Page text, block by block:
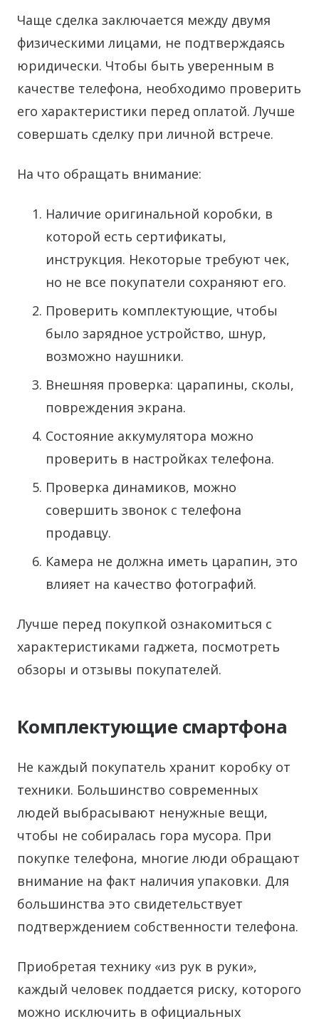
Чаще сделка заключается между двумя
физическими лицами, не подтверждаясь
юридически. Чтобы быть уверенным в
качестве телефона, необходимо проверить
его характеристики перед оплатой. Лучше
совершать сделку при личной встрече.
На что обращать внимание:
Наличие оригинальной коробки, в
которой есть сертификаты,
инструкция. Некоторые требуют чек,
но не все покупатели сохраняют его.
Проверить комплектующие, чтобы
было зарядное устройство, шнур,
возможно наушники.
Внешняя проверка: царапины, сколы,
повреждения экрана.
Состояние аккумулятора можно
проверить в настройках телефона.
Проверка динамиков, можно
совершить звонок с телефона
продавцу.
Камера не должна иметь царапин, это
влияет на качество фотографий.
Лучше перед покупкой ознакомиться с
характеристиками гаджета, посмотреть
обзоры и отзывы покупателей.
Комплектующие смартфона
Не каждый покупатель хранит коробку от
техники. Большинство современных
людей выбрасывают ненужные вещи,
чтобы не собиралась гора мусора. При
покупке телефона, многие люди обращают
внимание на факт наличия упаковки. Для
большинства это свидетельствует
подтверждением собственности телефона.
Приобретая технику «из рук в руки»,
каждый человек поддается риску, которого
можно исключить в официальных